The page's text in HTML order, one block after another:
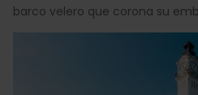
barco velero que corona su